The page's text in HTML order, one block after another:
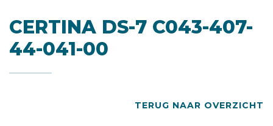
CERTINA DS-7 C043-407-
44-041-00
TERUG NAAR OVERZICHT